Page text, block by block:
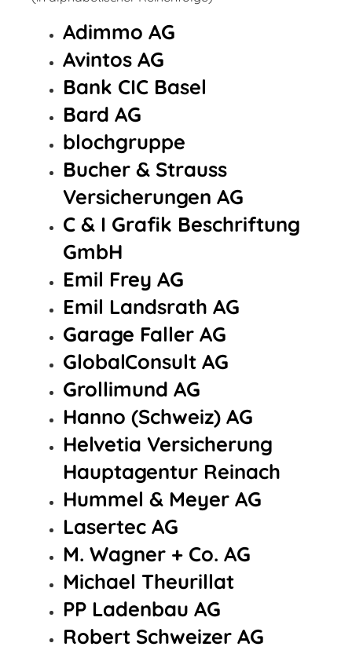
Adimmo AG
Avintos AG
Bank CIC Basel
Bard AG
blochgruppe
Bucher & Strauss
Versicherungen AG
C & I Grafik Beschriftung
GmbH
Emil Frey AG
Emil Landsrath AG
Garage Faller AG
GlobalConsult AG
Grollimund AG
Hanno (Schweiz) AG
Helvetia Versicherung
Hauptagentur Reinach
Hummel & Meyer AG
Lasertec AG
M. Wagner + Co. AG
Michael Theurillat
PP Ladenbau AG
Robert Schweizer AG